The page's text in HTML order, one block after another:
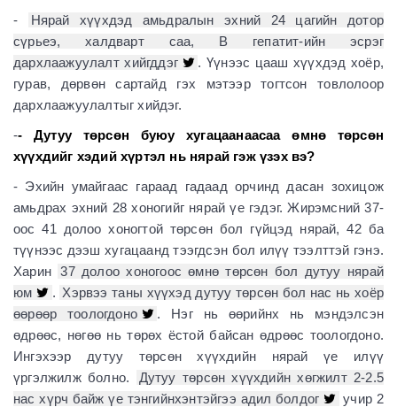
-
Нярай хүүхдэд амьдралын эхний 24 цагийн дотор
сүрьеэ, халдварт саа, В гепатит-ийн эсрэг
дархлаажуулалт хийгддэг
. Үүнээс цааш хүүхдэд хоёр,
гурав, дөрвөн сартайд гэх мэтээр тогтсон товлолоор
дархлаажуулалтыг хийдэг.
-- Дутуу төрсөн буюу хугацаанаасаа өмнө төрсөн
хүүхдийг хэдий хүртэл нь нярай гэж үзэх вэ?
- Эхийн умайгаас гараад гадаад орчинд дасан зохицож
амьдрах эхний 28 хоногийг нярай үе гэдэг. Жирэмсний 37-
оос 41 долоо хоногтой төрсөн бол гүйцэд нярай, 42 ба
түүнээс дээш хугацаанд тээгдсэн бол илүү тээлттэй гэнэ.
Харин
37 долоо хоногоос өмнө төрсөн бол дутуу нярай
юм
. Хэрвээ таны хүүхэд дутуу төрсөн бол нас нь хоёр
өөрөөр тоологдоно
. Нэг нь өөрийнх нь мэндэлсэн
өдрөөс, нөгөө нь төрөх ёстой байсан өдрөөс тоологдоно.
Ингэхээр дутуу төрсөн хүүхдийн нярай үе илүү
үргэлжилж болно.
Дутуу төрсөн хүүхдийн хөгжилт 2-2.5
нас хүрч байж үе тэнгийнхэнтэйгээ адил болдог
учир 2